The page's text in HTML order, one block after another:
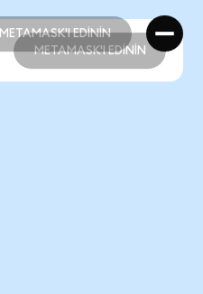
METAMASK'I EDİNİN
METAMASK'I EDİNİN
METAMASK'I EDİNİN